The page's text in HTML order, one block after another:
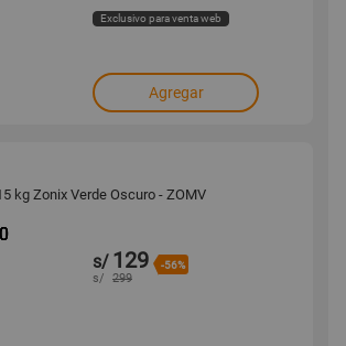
Exclusivo para venta web
Agregar
kg Zonix Verde Oscuro - ZOMV
s/ 129 -56%
s/ 299